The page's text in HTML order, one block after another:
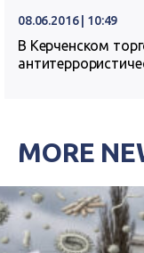
08.06.2016 | 10:49
В Керченском
MORE